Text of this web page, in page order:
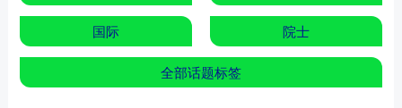
国际 院士
全部话题标签